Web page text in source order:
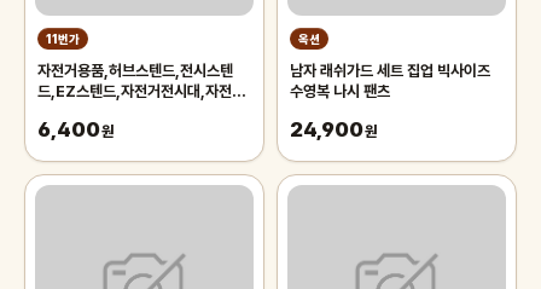
11번가
자전거용품,허브스텐드,전시스텐
드,EZ스텐드,자전거전시대,자전거
6,400원
옥션
남자 래쉬가드 세트 집업 빅사이즈
수영복 나시 팬츠
24,900원